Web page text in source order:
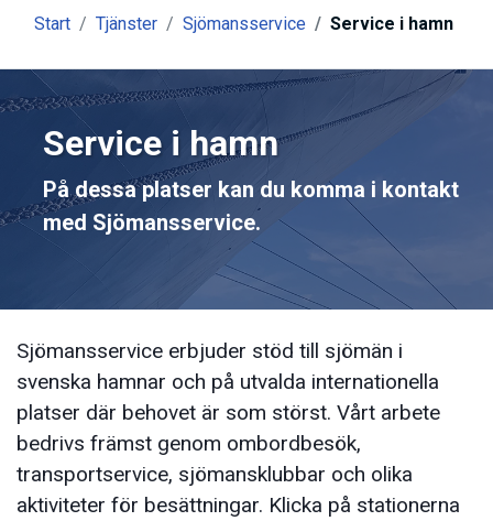
Start Tjänster Sjömansservice Service i hamn
Service i hamn
På dessa platser kan du komma i kontakt
med Sjömansservice.
Sjömansservice erbjuder stöd till sjömän i
svenska hamnar och på utvalda internationella
platser där behovet är som störst. Vårt arbete
bedrivs främst genom ombordbesök,
transportservice, sjömansklubbar och olika
aktiviteter för besättningar. Klicka på stationerna